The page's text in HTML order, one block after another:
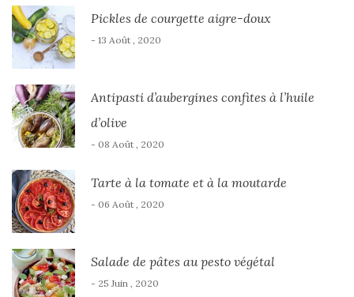
Pickles de courgette aigre-doux
- 13 Août , 2020
Antipasti d’aubergines confites à l’huile
d’olive
- 08 Août , 2020
Tarte à la tomate et à la moutarde
- 06 Août , 2020
Salade de pâtes au pesto végétal
- 25 Juin , 2020